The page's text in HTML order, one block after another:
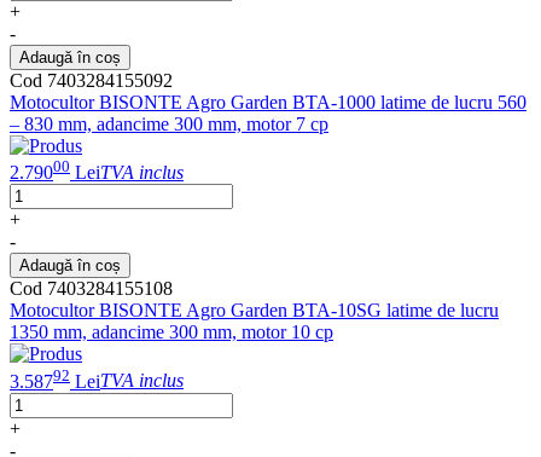
+
-
Adaugă în coș
Cod 7403284155092
Motocultor BISONTE Agro Garden BTA-1000 latime de lucru 560
– 830 mm, adancime 300 mm, motor 7 cp
2.79000 LeiTVA inclus
+
-
Adaugă în coș
Cod 7403284155108
Motocultor BISONTE Agro Garden BTA-10SG latime de lucru
1350 mm, adancime 300 mm, motor 10 cp
3.58792 LeiTVA inclus
+
-